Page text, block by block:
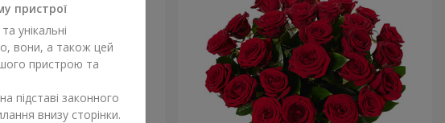
пристрої
унікальні
вони, а також цей
пристрою та
підставі законного
внизу сторінки.